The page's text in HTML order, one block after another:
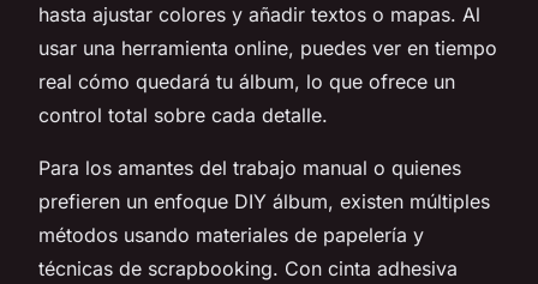
hasta ajustar colores y añadir textos o mapas. Al
usar una herramienta online, puedes ver en tiempo
real cómo quedará tu álbum, lo que ofrece un
control total sobre cada detalle.
Para los amantes del trabajo manual o quienes
prefieren un enfoque DIY álbum, existen múltiples
métodos usando materiales de papelería y
técnicas de scrapbooking. Con cinta adhesiva